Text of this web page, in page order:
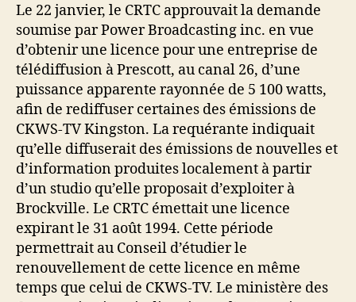
Le 22 janvier, le CRTC approuvait la demande
soumise par Power Broadcasting inc. en vue
d’obtenir une licence pour une entreprise de
télédiffusion à Prescott, au canal 26, d’une
puissance apparente rayonnée de 5 100 watts,
afin de rediffuser certaines des émissions de
CKWS-TV Kingston. La requérante indiquait
qu’elle diffuserait des émissions de nouvelles et
d’information produites localement à partir
d’un studio qu’elle proposait d’exploiter à
Brockville. Le CRTC émettait une licence
expirant le 31 août 1994. Cette période
permettrait au Conseil d’étudier le
renouvellement de cette licence en même
temps que celui de CKWS-TV. Le ministère des